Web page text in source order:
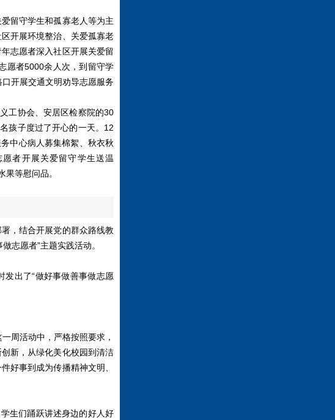
留守学生和孤寡老人等为主
开展环境整治、关爱孤寡老
志愿者深入社区开展关爱留
愿者5000余人次，到留守学
开展交通文明劝导志愿服务
工协会、安居区检察院的30
孩子度过了开心的一天。12
中心病人募集棉絮、秋衣秋
者开展关爱留守学生送温
等慰问品。
，结合开展党的群众路线教
志愿者”主题实践活动。
出了“做好事做善事做志愿
周活动中，严格按照要求，
新，从绿化美化校园到清洁
好事到成为传播精神文明、
生们踊跃讲述身边的好人好